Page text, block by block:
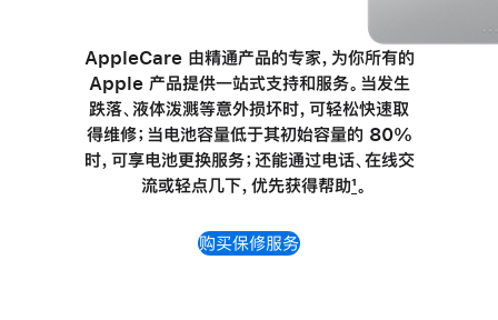
AppleCare 由精通产品的专家，为你所有的
Apple 产品提供一站式支持和服务。当发生
跌落、液体泼溅等意外损坏时，可轻松快速取
得维修；当电池容量低于其初始容量的 80%
时，可享电池更换服务；还能通过电话、 在线交
流或轻点几下，优先获得帮助1。
购买保修服务